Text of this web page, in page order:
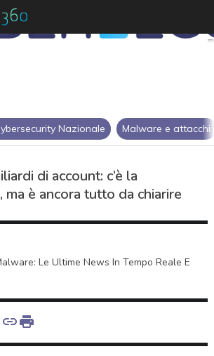
Nazionale Malware e attacchi
di account: c’è la
ma è ancora tutto da chiarire
Le Ultime News In Tempo Reale E